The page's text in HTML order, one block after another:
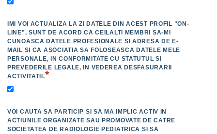
IMI VOI ACTUALIZA LA ZI DATELE DIN ACEST PROFIL "ON-
LINE", SUNT DE ACORD CA CEILALTI MEMBRI SA-MI
CUNOASCA DATELE PROFESIONALE SI ADRESA DE E-
MAIL SI CA ASOCIATIA SA FOLOSEASCA DATELE MELE
PERSONALE, IN CONFORMITATE CU STATUTUL SI
PREVEDERILE LEGALE, IN VEDEREA DESFASURARII
ACTIVITATII.*
VOI CAUTA SA PARTICIP SI SA MA IMPLIC ACTIV IN
ACTIUNILE ORGANIZATE SAU PROMOVATE DE CATRE
SOCIETATEA DE RADIOLOGIE PEDIATRICA SI SA